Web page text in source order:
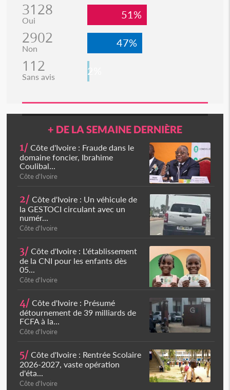
3128
Oui 51%
2902
Non 47%
112
Sans avis 2%
+ DE LA SEMAINE DERNIÈRE
1/ Côte d'Ivoire : Fraude dans le
domaine foncier, Ibrahime
Coulibal...
Côte d'Ivoire
2/ Côte d'Ivoire : Un véhicule de
la GESTOCI circulant avec un
numér...
Côte d'Ivoire
3/ Côte d'Ivoire : L'établissement
de la CNI pour les enfants dès
05...
Côte d'Ivoire
4/ Côte d'Ivoire : Présumé
détournement de 39 milliards de
FCFA à la...
Côte d'Ivoire
5/ Côte d'Ivoire : Rentrée Scolaire
2026-2027, vaste opération
d'éta...
Côte d'Ivoire